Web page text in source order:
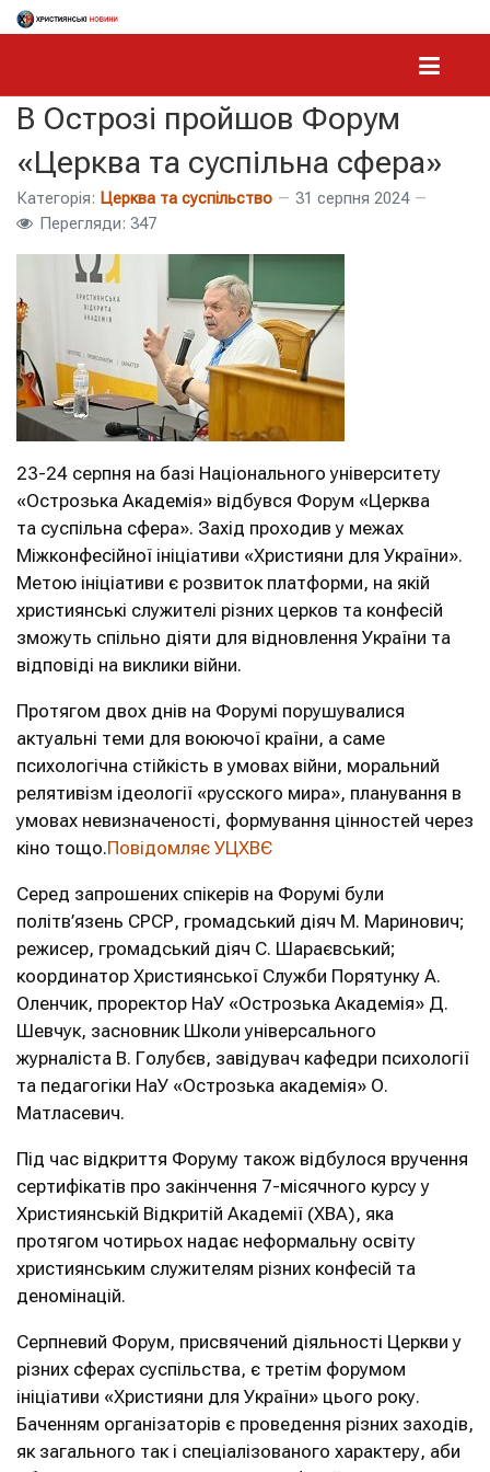
В Острозі пройшов Форум
«Церква та суспільна сфера»
Категорія: Церква та суспільство
31 серпня 2024
Перегляди: 347
23-24 серпня на базі Національного університету
«Острозька Академія» відбувся Форум «Церква
та суспільна сфера». Захід проходив у межах
Міжконфесійної ініціативи «Християни для України».
Метою ініціативи є розвиток платформи, на якій
християнські служителі різних церков та конфесій
зможуть спільно діяти для відновлення України та
відповіді на виклики війни.
Протягом двох днів на Форумі порушувалися
актуальні теми для воюючої країни, а саме
психологічна стійкість в умовах війни, моральний
релятивізм ідеології «русского мира», планування в
умовах невизначеності, формування цінностей через
кіно тощо.Повідомляє УЦХВЄ
Серед запрошених спікерів на Форумі були
політв’язень СРСР, громадський діяч М. Маринович;
режисер, громадський діяч С. Шараєвський;
координатор Християнської Служби Порятунку А.
Оленчик, проректор НаУ «Острозька Академія» Д.
Шевчук, засновник Школи універсального
журналіста В. Голубєв, завідувач кафедри психології
та педагогіки НаУ «Острозька академія» О.
Матласевич.
Під час відкриття Форуму також відбулося вручення
сертифікатів про закінчення 7-місячного курсу у
Християнській Відкритій Академії (ХВА), яка
протягом чотирьох надає неформальну освіту
християнським служителям різних конфесій та
деномінацій.
Серпневий Форум, присвячений діяльності Церкви у
різних сферах суспільства, є третім форумом
ініціативи «Християни для України» цього року.
Баченням організаторів є проведення різних заходів,
як загального так і спеціалізованого характеру, аби